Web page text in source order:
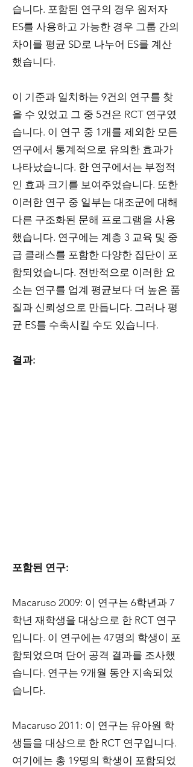
습니다. 포함된 연구의 경우 원저자
ES를 사용하고 가능한 경우 그룹 간의
차이를 평균 SD로 나누어 ES를 계산
했습니다.
이 기준과 일치하는 9건의 연구를 찾
을 수 있었고 그 중 5건은 RCT 연구였
습니다. 이 연구 중 1개를 제외한 모든
연구에서 통계적으로 유의한 효과가
나타났습니다. 한 연구에서는 부정적
인 효과 크기를 보여주었습니다. 또한
이러한 연구 중 일부는 대조군에 대해
다른 구조화된 문해 프로그램을 사용
했습니다. 연구에는 계층 3 교육 및 중
급 클래스를 포함한 다양한 집단이 포
함되었습니다. 전반적으로 이러한 요
소는 연구를 업계 평균보다 더 높은 품
질과 신뢰성으로 만듭니다. 그러나 평
균 ES를 수축시킬 수도 있습니다.
결과:
포함된 연구:
Macaruso 2009: 이 연구는 6학년과 7
학년 재학생을 대상으로 한 RCT 연구
입니다. 이 연구에는 47명의 학생이 포
함되었으며 단어 공격 결과를 조사했
습니다. 연구는 9개월 동안 지속되었
습니다.
Macaruso 2011: 이 연구는 유아원 학
생들을 대상으로 한 RCT 연구입니다.
여기에는 총 19명의 학생이 포함되었